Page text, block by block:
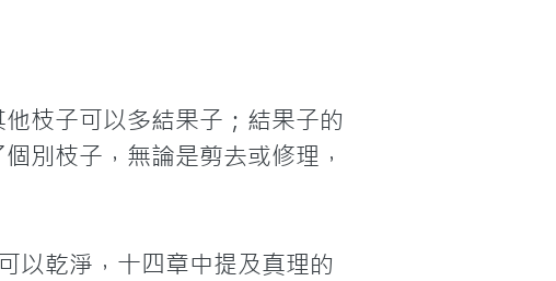
枝子可以多結果子；結果子的
別枝子，無論是剪去或修理，
以乾淨，十四章中提及真理的